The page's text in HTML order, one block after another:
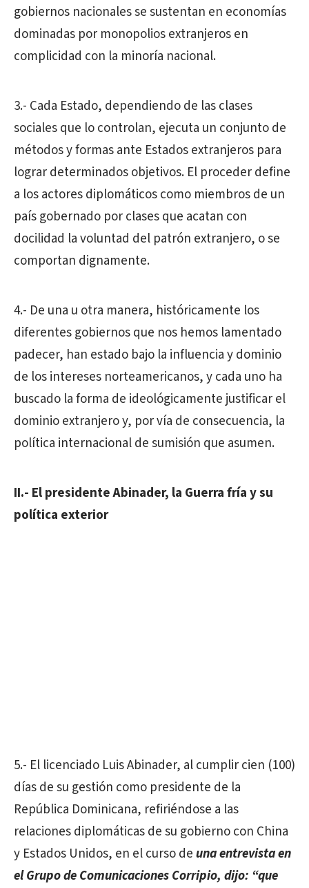
gobiernos nacionales se sustentan en economías
dominadas por monopolios extranjeros en
complicidad con la minoría nacional.
3.- Cada Estado, dependiendo de las clases
sociales que lo controlan, ejecuta un conjunto de
métodos y formas ante Estados extranjeros para
lograr determinados objetivos. El proceder define
a los actores diplomáticos como miembros de un
país gobernado por clases que acatan con
docilidad la voluntad del patrón extranjero, o se
comportan dignamente.
4.- De una u otra manera, históricamente los
diferentes gobiernos que nos hemos lamentado
padecer, han estado bajo la influencia y dominio
de los intereses norteamericanos, y cada uno ha
buscado la forma de ideológicamente justificar el
dominio extranjero y, por vía de consecuencia, la
política internacional de sumisión que asumen.
II.- El presidente Abinader, la Guerra fría y su
política exterior
5.- El licenciado Luis Abinader, al cumplir cien (100)
días de su gestión como presidente de la
República Dominicana, refiriéndose a las
relaciones diplomáticas de su gobierno con China
y Estados Unidos, en el curso deuna entrevista en
el Grupo de Comunicaciones Corripio, dijo: “que